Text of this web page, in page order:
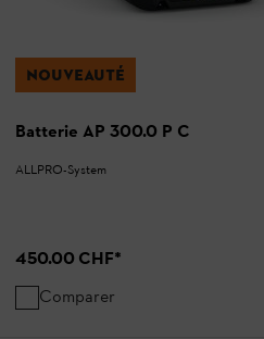
NOUVEAUTÉ
Batterie AP 300.0 P C
ALLPRO-System
450.00 CHF*
Comparer